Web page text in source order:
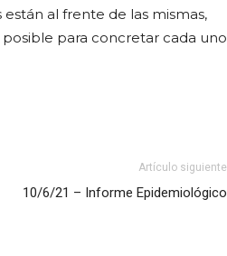
al frente de las mismas,
para concretar cada uno
Artículo siguiente
10/6/21 – Informe Epidemiológico